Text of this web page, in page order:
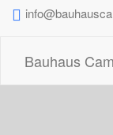
Bauhaus